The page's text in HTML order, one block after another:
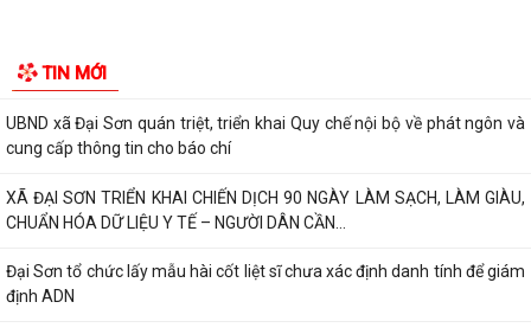
TIN MỚI
(đợt 1)
UBND xã Đại Sơn quán triệt, triển khai Quy chế nội bộ về phát ngôn và
cung cấp thông tin cho báo chí
XÃ ĐẠI SƠN TRIỂN KHAI CHIẾN DỊCH 90 NGÀY LÀM SẠCH, LÀM GIÀU,
CHUẨN HÓA DỮ LIỆU Y TẾ – NGƯỜI DÂN CẦN...
Đại Sơn tổ chức lấy mẫu hài cốt liệt sĩ chưa xác định danh tính để giám
định ADN